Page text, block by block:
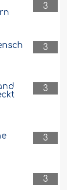
3
3
3
3
3